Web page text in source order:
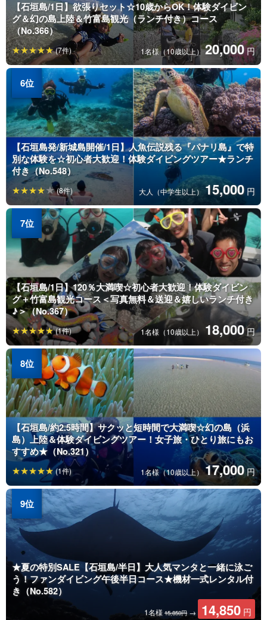
【石垣島/1日】欲張りセット☆10歳からOK！体験ダイビン
グ＆幻の島上陸＆竹富島観光（ランチ付き）コース
（No.366）
1名様（10歳以上）20,000 円
(7件)
【石垣島発/新城島開催/1日】人魚伝説残る『パナリ島』で特
別な体験を☆初心者大歓迎！体験ダイビングツアー★ランチ
付き（No.548）
大人（中学生以上） 15,000 円
(8件)
【石垣島/1日】120％大満喫☆初心者大歓迎！体験ダイビン
グ＋竹富島観光コース＜写真無料＆送迎＆嬉しいランチ付き
♪＞（No.367）
1名様（10歳以上） 18,000 円
(1件)
【石垣島/約2.5時間】サクッと短時間で大満喫☆幻の島（浜
島）上陸＆体験ダイビングツアー！女子旅・ひとり旅にもお
すすめ★（No.321）
1名様（10歳以上）17,000 円
(1件)
★夏の特別SALE【石垣島/半日】大人気マンタと一緒に泳ご
う！ファンダイビング午後半日コース★機材一式レンタル付
き（No.582）
1名様 15,850円 → 14,850 円